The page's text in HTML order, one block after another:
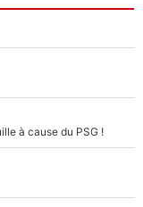
à cause du PSG !